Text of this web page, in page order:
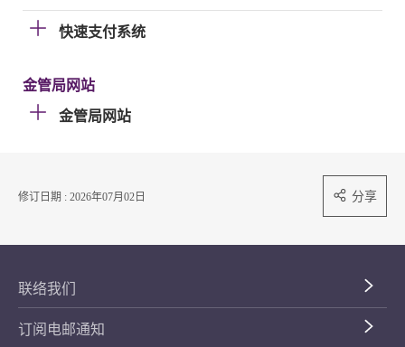
快速支付系统
金管局网站
金管局网站
修订日期 : 2026年07月02日 分享
联络我们
订阅电邮通知